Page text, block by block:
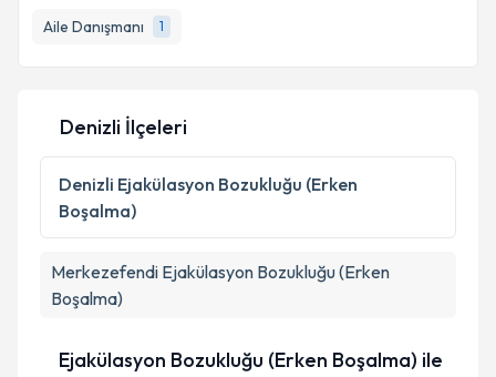
Aile Danışmanı
1
Denizli İlçeleri
Denizli Ejakülasyon Bozukluğu (Erken
Boşalma)
Merkezefendi Ejakülasyon Bozukluğu (Erken
Boşalma)
Ejakülasyon Bozukluğu (Erken Boşalma) ile